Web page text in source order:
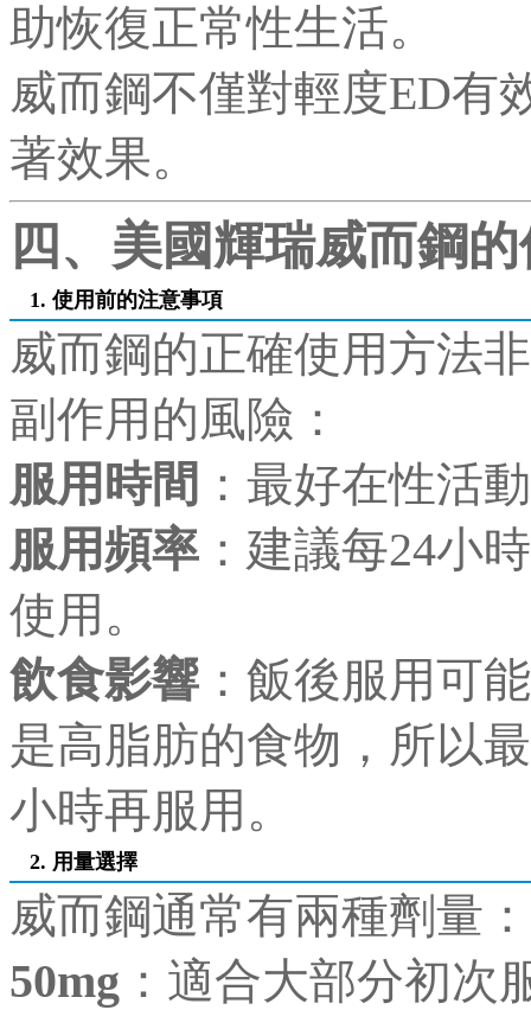
助恢復正常性生活。
威而鋼不僅對輕度ED有
著效果。
四、美國輝瑞威而鋼
1. 使用前的注意事項
威而鋼的正確使用方法
副作用的風險：
服用時間 ：最好在性活
服用頻率 ：建議每24小
使用。
飲食影響 ：飯後服用可
是高脂肪的食物，所以
小時再服用。
2. 用量選擇
威而鋼通常有兩種劑量：
50mg ：適合大部分初次